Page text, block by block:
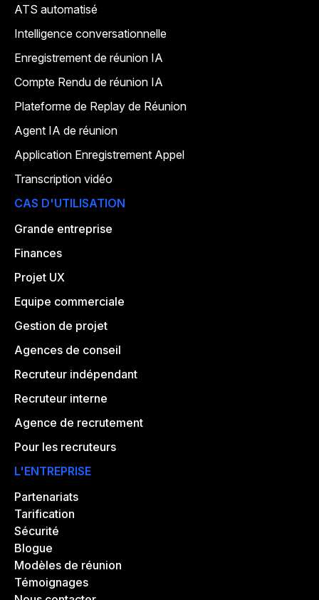
ATS automatisé
Intelligence conversationnelle
Enregistrement de réunion IA
Compte Rendu de réunion IA
Plateforme de Replay de Réunion
Agent IA de réunion
Application Enregistrement Appel
Transcription vidéo
CAS D'UTILISATION
Grande entreprise
Finances
Projet UX
Equipe commerciale
Gestion de projet
Agences de conseil
Recruteur indépendant
Recruteur interne
Agence de recrutement
Pour les recruteurs
L'ENTREPRISE
Partenariats
Tarification
Sécurité
Blogue
Modèles de réunion
Témoignages